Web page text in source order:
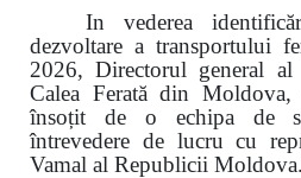
In vederea
dezvoltare a transportului
2026, Directorul general
Calea Ferată din
însoțit de o echipa de
întrevedere de lucru cu
Vamal al Republicii Moldova.